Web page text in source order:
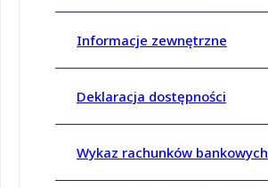
Informacje zewnętrzne
Deklaracja dostępności
Wykaz rachunków bankowych